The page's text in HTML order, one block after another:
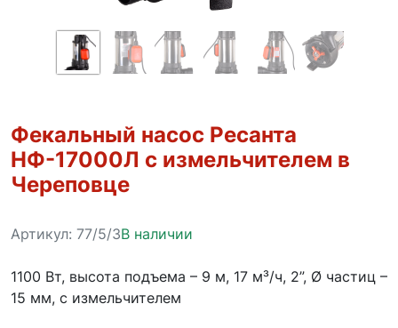
Фекальный насос Ресанта
НФ-17000Л с измельчителем в
Череповце
Артикул: 77/5/3В наличии
1100 Вт, высота подъема – 9 м, 17 м³/ч, 2”, Ø частиц –
15 мм, с измельчителем